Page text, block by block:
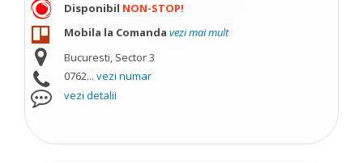
Disponibil NON-STOP!
Mobila la Comanda vezi mai mult
Bucuresti, Sector 3
0762... vezi numar
vezi detalii